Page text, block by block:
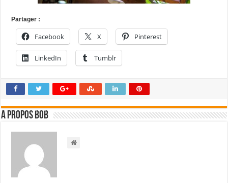
Partager :
Facebook X Pinterest
LinkedIn Tumblr
A propos bOb